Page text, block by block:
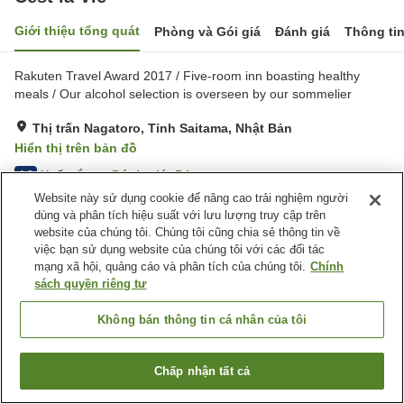
Giới thiệu tổng quát Phòng và Gói giá Đánh giá Thông
Rakuten Travel Award 2017 / Five-room inn boasting healthy
meals / Our alcohol selection is overseen by our sommelier
Thị trấn Nagatoro, Tỉnh Saitama, Nhật Bản
Hiển thị trên bản đồ
4.8 Xuất sắc Đánh giá:5lượt
Tiện nghi chỗ nghỉ
Dịch Vụ Đưa Đón
Giao Hàng Tận Nhà
Phục Vụ Phòng
Máy FAX
Nhật Bản Tỉnh Saitama
Thị trấn Nagatoro
Cest la Vie
Tìm phòng trống
Website này sử dụng cookie để nâng cao trải nghiệm người
dùng và phân tích hiệu suất với lưu lượng truy cập trên
website của chúng tôi. Chúng tôi cũng chia sẻ thông tin về
việc bạn sử dụng website của chúng tôi với các đối tác
mạng xã hội, quảng cáo và phân tích của chúng tôi. Chính
sách quyền riêng tư
Không bán thông tin cá nhân của tôi
Chấp nhận tất cả